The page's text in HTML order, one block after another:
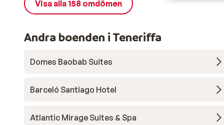
Visa alla 158 omdömen
Andra boenden i Teneriffa
Domes Baobab Suites
Barceló Santiago Hotel
Atlantic Mirage Suites & Spa